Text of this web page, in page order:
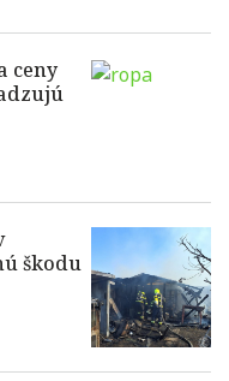
ceny
škodu